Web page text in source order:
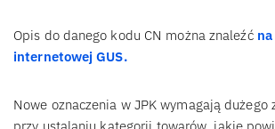
Opis do danego kodu CN można znaleźć
internetowej GUS.
Nowe oznaczenia w JPK wymagają dużego